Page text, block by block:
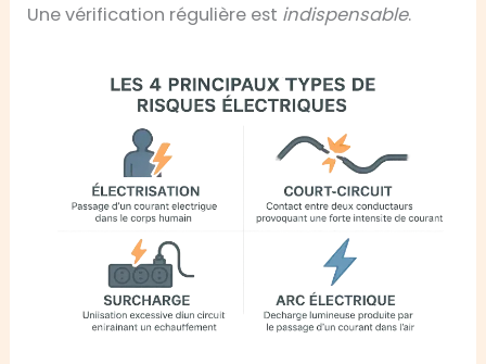
Une vérification régulière est indispensable.